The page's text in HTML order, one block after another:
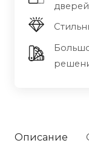
Описание